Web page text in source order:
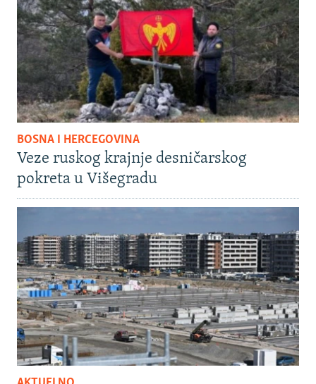
BOSNA I HERCEGOVINA
Veze ruskog krajnje desničarskog
pokreta u Višegradu